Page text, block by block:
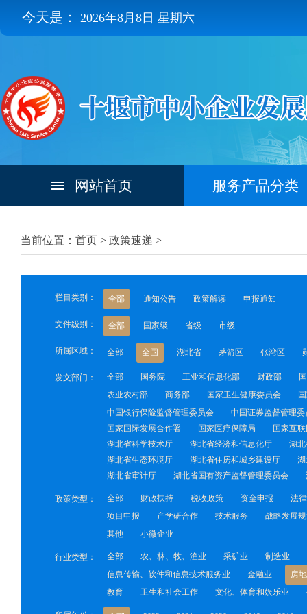
今天是： 2026年8月8日 星期六
网站首页 服务产品分类
当前位置：首页 > 政策速递 >
栏目类别： 全部 通知公告 政策解读 申报通知
文件级别： 全部 国家级 省级 市级
所属区域： 全部 全国 湖北省 茅箭区 张湾区
发文部门： 全部 国务院 工业和信息化部 财政部
农业农村部
商务部 国家卫生健康委员会
中国银行保险监督管理委员会
中国证券监督管理委
国家国际发展合作署
国家医疗保障局
国家互
湖北省科学技术厅
湖北省经济和信息化厅
湖
湖北省生态环境厅
湖北省住房和城乡建设厅
湖北省审计厅
湖北省国有资产监督管理委员会
政策类型： 全部 财政扶持 税收政策 资金申报
法
项目申报
产学研合作 技术服务
战略发展
其他
小微企业
行业类型： 全部 农、林、牧、渔业 采矿业
制造业
信息传输、软件和信息技术服务业
金融业
房
教育
卫生和社会工作 文化、体育和娱乐业